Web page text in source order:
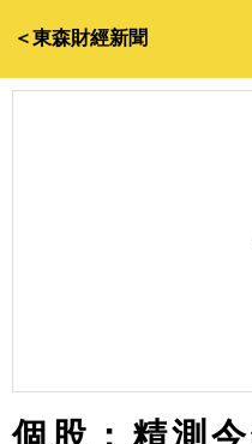
＜東森財經新聞
個股：精測